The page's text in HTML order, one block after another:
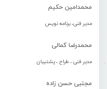
محمدامین حکیم
مدیر فنی، برنامه نویس
محمدرضا کمالی
مدیر فنی ، طراح ، پشتیبان
مجتبی حسن زاده